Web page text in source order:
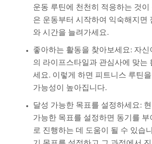
운동 루틴에 천천히 적응하는 것이
은 운동부터 시작하여 익숙해지면
와 시간을 늘려가세요.
좋아하는 활동을 찾아보세요: 자신
의 라이프스타일과 관심사에 맞는
세요. 이렇게 하면 피트니스 루틴
가능성이 높아집니다.
달성 가능한 목표를 설정하세요:
가능한 목표를 설정하면 동기를 부
로 진행하는 데 도움이 될 수 있습